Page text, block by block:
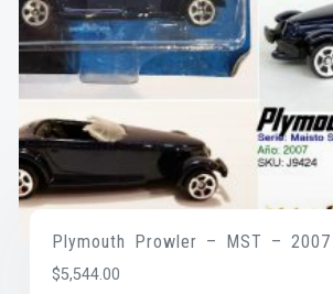
Plymouth Prowler – MST – 2007
$5,544.00